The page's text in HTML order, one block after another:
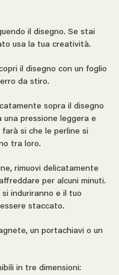
il disegno. Se stai
usa la tua creatività.
il disegno con un foglio
da stiro.
sopra il disegno
pressione leggera e
si che le perline si
tra loro.
rimuovi delicatamente
per alcuni minuti.
induriranno e il tuo
staccato.
un portachiavi o un
in tre dimensioni: